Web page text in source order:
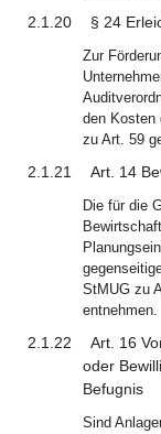
2.1.20
§ 24
Zur
den Kosten
zu Art. 59
2.1.21 Art. 14
Die für die
StMUG zu
entnehmen.
2.1.22
Art. 16
oder
Befugnis
Sind